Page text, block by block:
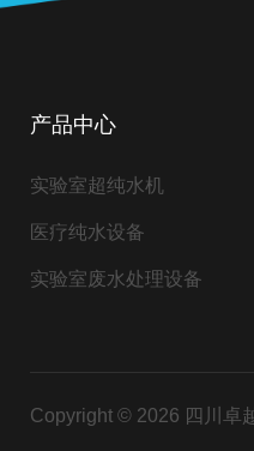
产品中心
实验室超纯水机
医疗纯水设备
实验室废水处理设备
Copyright © 2026 四川卓